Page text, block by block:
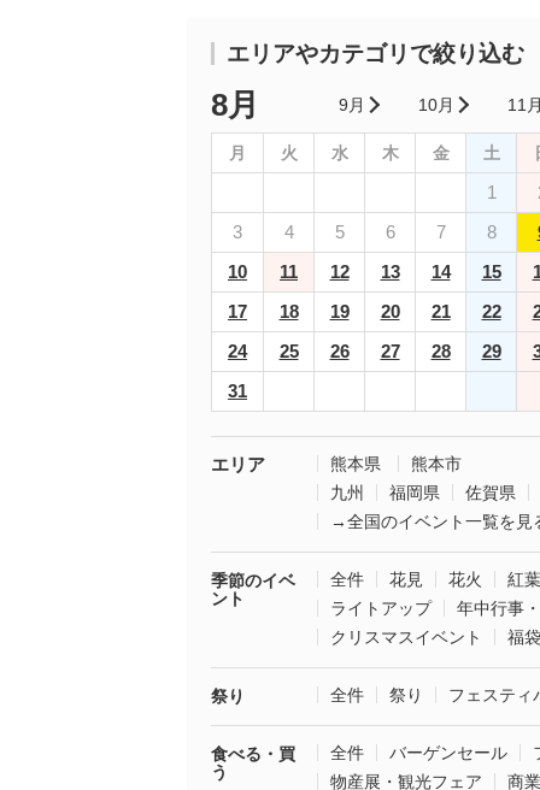
エリアやカテゴリで絞り込む
8月 9月 10月 11
月 火 水 木 金 土
1
3
4 5 6 7 8
10
11 12 13 14 15
17
18 19 20 21 22
24
25 26 27 28 29
31
エリア 熊本県
熊本市
九州
福岡県
佐賀県
→全国のイベント一覧を見
季節のイベ
ント
全件 花見 花火
紅葉
ライトアップ
年中行事
クリスマスイベント
福
祭り 全件 祭り フェスティ
食べる・買
う
全件 バーゲンセール
物産展・観光フェア
商